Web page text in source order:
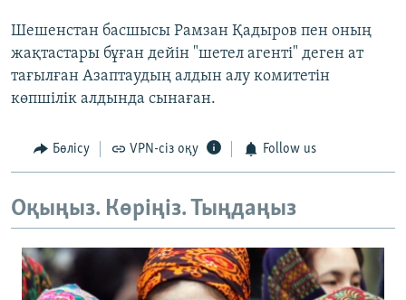
Шешенстан басшысы Рамзан Қадыров пен оның
жақтастары бұған дейін "шетел агенті" деген ат
тағылған Азаптаудың алдын алу комитетін
көпшілік алдында сынаған.
Бөлісу VPN-сіз оқу Follow us
Оқыңыз. Көріңіз. Тыңдаңыз